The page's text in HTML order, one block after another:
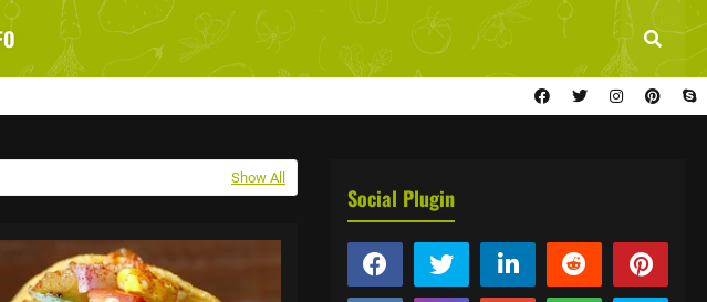
Show All
Social Plugin